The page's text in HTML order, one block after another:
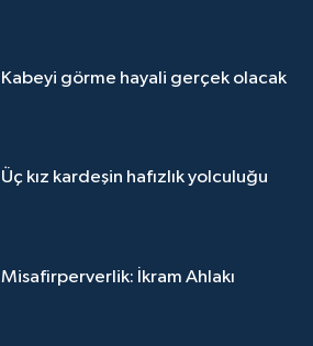
Kabeyi görme hayali gerçek olacak
Üç kız kardeşin hafızlık yolculuğu
Misafirperverlik: İkram Ahlakı